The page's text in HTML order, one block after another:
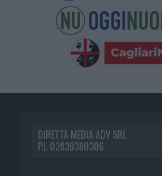
DIRETTA MEDIA ADV SRL
P.I. 02839380306